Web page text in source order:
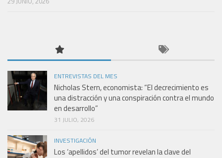
ENTREVISTAS DEL MES
Nicholas Stern, economista: “El decrecimiento es
una distracción y una conspiración contra el mundo
en desarrollo”
31 JULIO, 2026
INVESTIGACIÓN
Los ‘apellidos’ del tumor revelan la clave del